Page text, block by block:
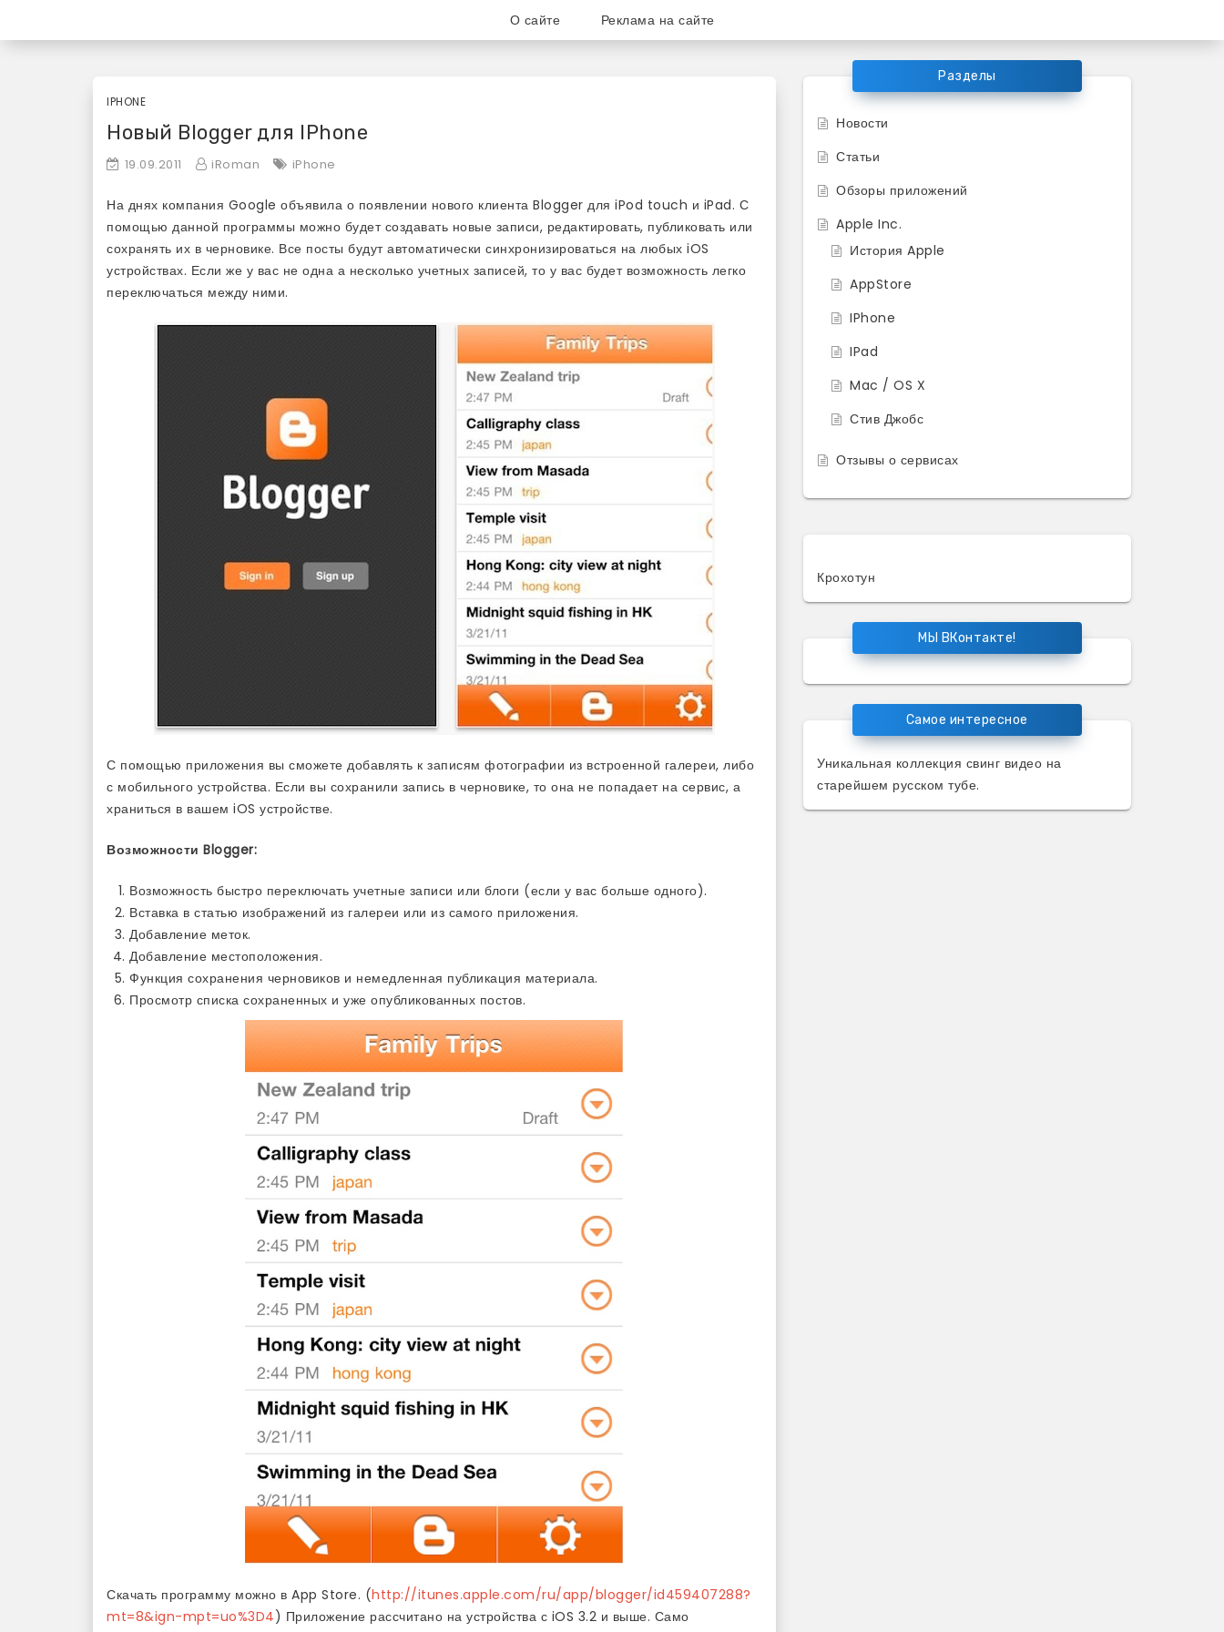
«Используй Mac» — блог для любителей и поклонников продукции Apple
О сайте Реклама на сайте
IPHONE
Новый Blogger для IPhone
19.09.2011 iRoman iPhone
На днях компания Google объявила о появлении нового клиента Blogger для iPod touch и iPad. С
помощью данной программы можно будет создавать новые записи, редактировать, публиковать или
сохранять их в черновике. Все посты будут автоматически синхронизироваться на любых iOS
устройствах. Если же у вас не одна а несколько учетных записей, то у вас будет возможность легко
переключаться между ними.
С помощью приложения вы сможете добавлять к записям фотографии из встроенной галереи, либо
с мобильного устройства. Если вы сохранили запись в черновике, то она не попадает на сервис, а
храниться в вашем iOS устройстве.
Возможности Blogger:
Возможность быстро переключать учетные записи или блоги (если у вас больше одного).
Вставка в статью изображений из галереи или из самого приложения.
Добавление меток.
Добавление местоположения.
Функция сохранения черновиков и немедленная публикация материала.
Просмотр списка сохраненных и уже опубликованных постов.
Скачать программу можно в App Store. (http://itunes.apple.com/ru/app/blogger/id459407288?
mt=8&ign-mpt=uo%3D4) Приложение рассчитано на устройства с iOS 3.2 и выше. Само
Разделы
Новости
Статьи
Обзоры приложений
Apple Inc.
История Apple
AppStore
IPhone
IPad
Mac / OS X
Стив Джобс
Отзывы о сервисах
Крохотун
МЫ ВКонтакте!
Самое интересное
Уникальная коллекция свинг видео на
старейшем русском тубе.